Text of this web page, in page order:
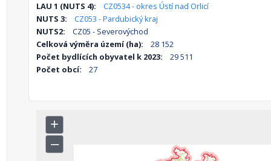
LAU 1 (NUTS 4):
CZ0534 - okres Ústí nad Orlicí
NUTS 3:
CZ053 - Pardubický kraj
NUTS2:
CZ05 - Severovýchod
Celková výměra území (ha):
28 152
Počet bydlících obyvatel k 2023:
29 511
Počet obcí:
27